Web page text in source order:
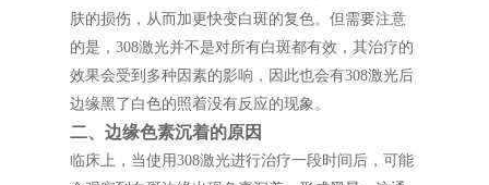
肤的损伤，从而加更快变白斑的复色。但需要注意
的是，308激光并不是对所有白斑都有效，其治疗的
效果会受到多种因素的影响，因此也会有308激光后
边缘黑了白色的照着没有反应的现象。
二、边缘色素沉着的原因
临床上，当使用308激光进行治疗一段时间后，可能